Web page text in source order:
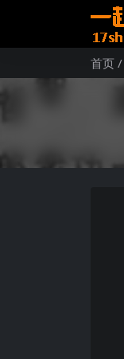
首页